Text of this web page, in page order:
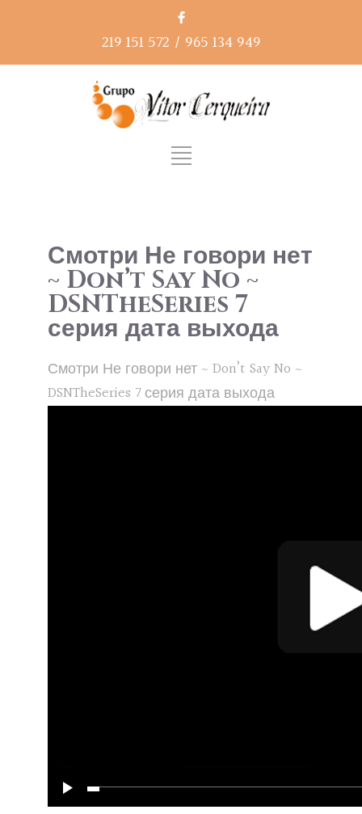
219 151 572 / 965 134 949
Смотри Не говори нет
~ Don’t Say No ~
DSNTheSeries 7
серия дата выхода
Смотри Не говори нет ~ Don’t Say No ~
DSNTheSeries 7 серия дата выхода